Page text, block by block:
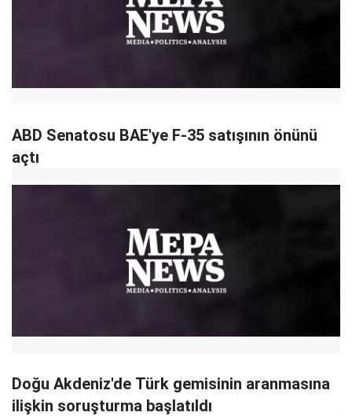
ABD Senatosu BAE'ye F-35 satışının önünü
açtı
Doğu Akdeniz'de Türk gemisinin aranmasına
ilişkin soruşturma başlatıldı